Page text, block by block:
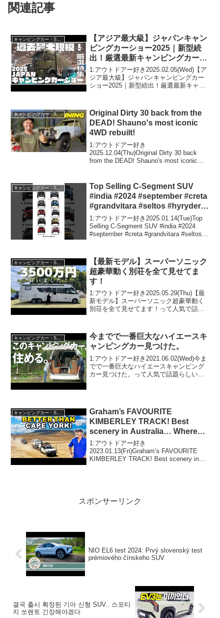
関連記事
【アジア最大級】ジャパンキャン
ピングカーショー2025｜新型続
出！厳選最新キャンピングカーを
紹介！
1:アウトドアー好き2025.02.05(Wed)【ア
ジア最大級】ジャパンキャンピングカー
ショー2025｜新型続出！厳選最新キャン
好き2025.02.05(W...
キャンピングカー・SUV人気車種
Original Dirty 30 back from the
DEAD! Shauno's most iconic
4WD rebuilt!
1:アウトドアー好き
2025.12.04(Thu)Original Dirty 30 back
from the DEAD! Shauno's most iconic
キャンピングカー・SUV人気車種
Top Selling C-Segment SUV
#india #2024 #september #creta
#grandvitara #seltos #hyryder
#hyryder
1:アウトドアー好き2025.01.14(Tue)Top
Selling C-Segment SUV #india #2024
#september #creta #grandvitara #seltos
キャンピングカー・SUV人気車種
【最新モデル】スーパーソニック
超豪華動く別荘を全て見せてま
す！
1:アウトドアー好き2025.05.29(Thu)【最
新モデル】スーパーソニック超豪華動く
別荘を全て見せてます！って人気で話題
です！3:アウトドアー好...
今までで一番巨大なハイエースキ
ャンピングカー見つけた。
1:アウトドアー好き2021.06.02(Wed)今ま
でで一番巨大なハイエースキャンピング
カー見つけた。って人気で話題らしい
Graham’s FAVOURITE
KIMBERLEY TRACK! Best
scenery in Australia… Where
tourists NEVER go! OffGrid Ep5
1:アウトドアー好き
2023.01.13(Fri)Graham’s FAVOURITE
KIMBERLEY TRACK! Best scenery in
スポンサーリンク
NIO EL6 test 2024: Prvý slovenský test
prémiového čínskeho SUV
결국 출시 확정된 기아 신형 SUV.. 스포티
지 쏘렌토 긴장해야겠다